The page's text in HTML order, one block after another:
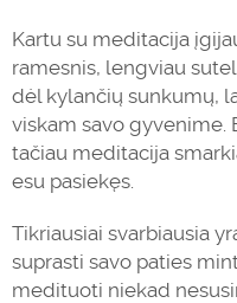
Kartu su meditacija
ramesnis, lengviau
dėl kylančių sunkumų,
viskam savo gyvenime.
tačiau meditacija
esu pasiekęs.
Tikriausiai svarbiausia
suprasti savo paties
medituoti niekad